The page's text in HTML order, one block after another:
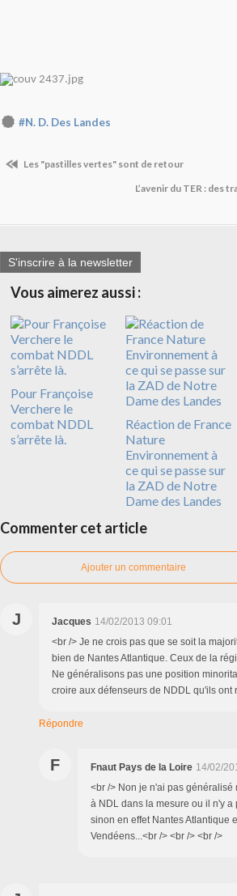
#N. D. Des Landes
Les "pastilles vertes" sont de retour
L’avenir du TER : des
S'inscrire à la newsletter
Vous aimerez aussi :
Pour Françoise
Verchere le
combat NDDL
s’arrête là.
Réaction de France
Nature
Environnement à
ce qui se passe sur
la ZAD de Notre
Dame des Landes
Commenter cet article
Ajouter un commentaire
J Jacques 14/02/2013 09:01
<br /> Je ne crois pas que se soit la
bien de Nantes Atlantique. Ceux de la
Ne généralisons pas une position
croire aux défenseurs de NDDL qu'ils ont
Répondre
F Fnaut Pays de la Loire 14/02/
<br /> Non je n'ai pas
à NDL dans la mesure ou il n'y
sinon en effet Nantes Atlantique
Vendéens...<br /> <br /> <br />